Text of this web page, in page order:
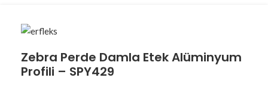
Zebra Perde Damla Etek Alüminyum
Profili – SPY429